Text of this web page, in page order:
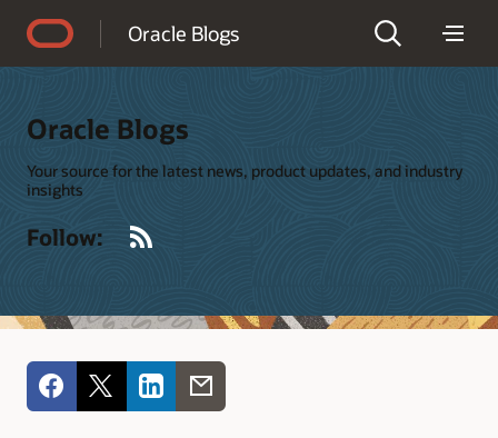
Oracle Blogs
Oracle Blogs
Your source for the latest news, product updates, and industry
insights
Follow: